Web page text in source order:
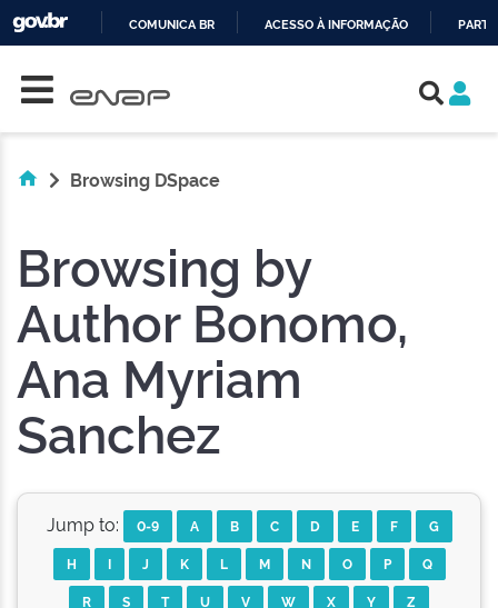
COMUNICA BR ACESSO À INFORMAÇÃO
Browsing DSpace
Browsing by
Author Bonomo,
Ana Myriam
Sanchez
Jump to: 0-9 A B C D E F
G
H
I J K L M N O P
Q
R
S T U V W X Y Z